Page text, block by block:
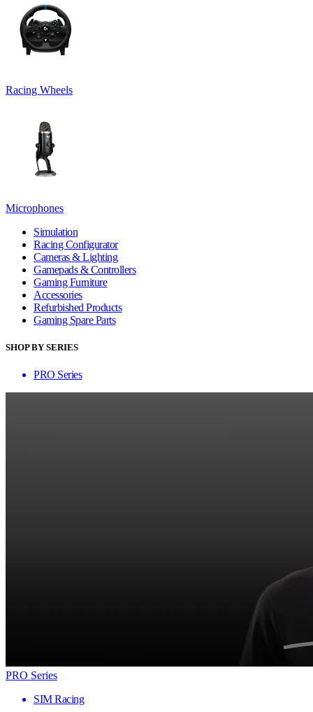
Racing Wheels
Microphones
Simulation
Racing Configurator
Cameras & Lighting
Gamepads & Controllers
Gaming Furniture
Accessories
Refurbished Products
Gaming Spare Parts
SHOP BY SERIES
PRO Series
PRO Series
SIM Racing